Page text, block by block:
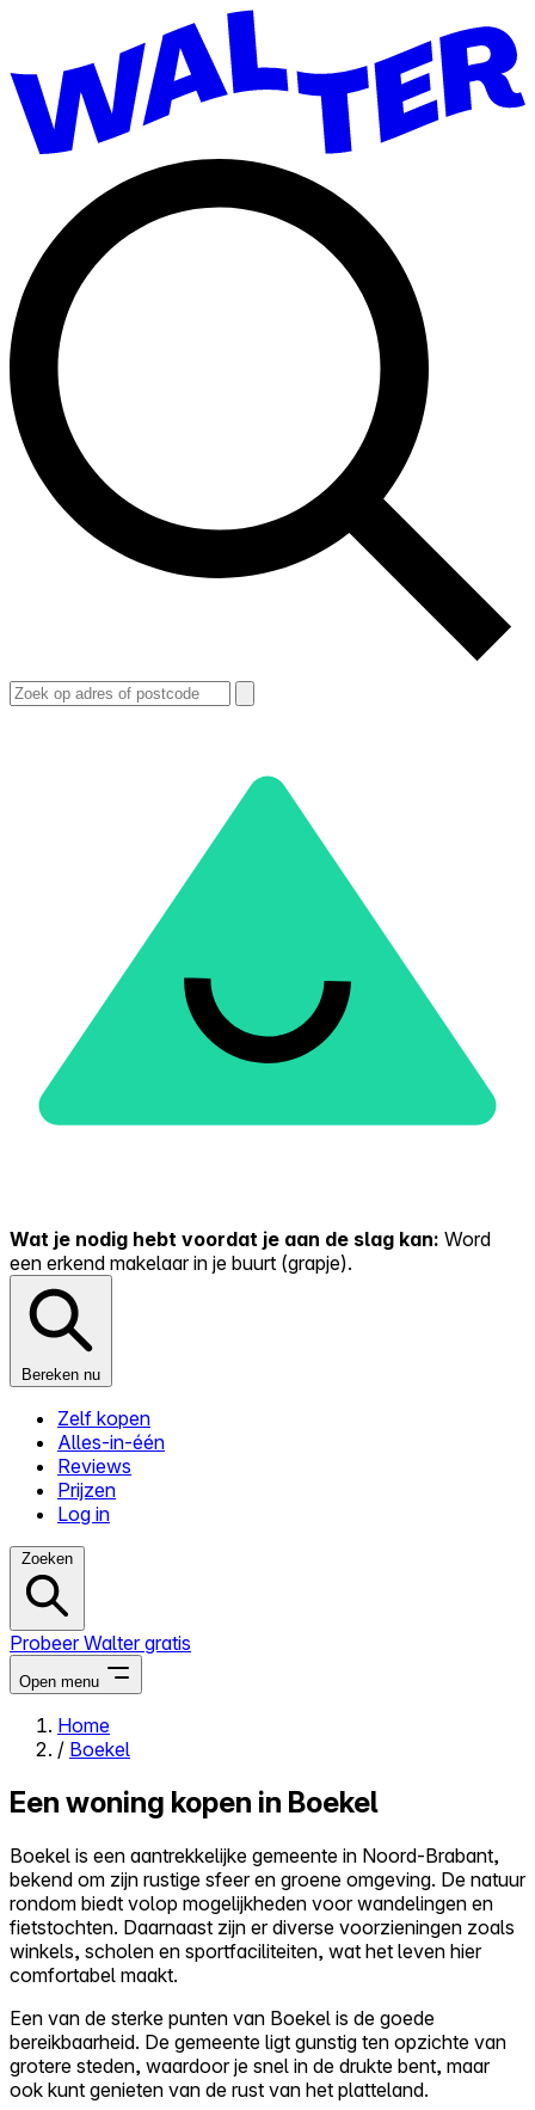
Wat je nodig hebt voordat je aan de slag kan: Word
een erkend makelaar in je buurt (grapje).
Bereken nu
Zelf kopen
Alles-in-één
Reviews
Prijzen
Log in
Zoeken
Probeer Walter gratis
Open menu
Close menu
Zelf kopen
Alles-in-één
Reviews
Prijzen
Log in
Probeer Walter gratis
Home
/ Boekel
Een woning kopen in Boekel
Boekel is een aantrekkelijke gemeente in Noord-Brabant,
bekend om zijn rustige sfeer en groene omgeving. De natuur
rondom biedt volop mogelijkheden voor wandelingen en
fietstochten. Daarnaast zijn er diverse voorzieningen zoals
winkels, scholen en sportfaciliteiten, wat het leven hier
comfortabel maakt.
Een van de sterke punten van Boekel is de goede
bereikbaarheid. De gemeente ligt gunstig ten opzichte van
grotere steden, waardoor je snel in de drukte bent, maar
ook kunt genieten van de rust van het platteland.